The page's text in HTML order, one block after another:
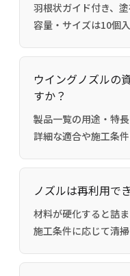
羽根状ガイド付き、
容量・サイズは10個
ウイングノズルの
すか？
製品一覧の用途・特長
詳細な適合や施工条
ノズルは再利用で
材料が硬化すると詰ま
施工条件に応じて清